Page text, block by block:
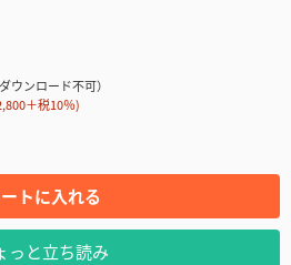
ウンロード不可）
＋税10％)
トに入れる
っと立ち読み